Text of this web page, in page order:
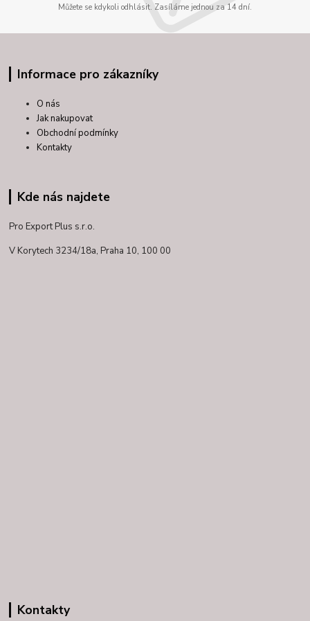
Můžete se kdykoli odhlásit. Zasíláme jednou za 14 dní.
Informace pro zákazníky
O nás
Jak nakupovat
Obchodní podmínky
Kontakty
Kde nás najdete
Pro Export Plus s.r.o.
V Korytech 3234/18a, Praha 10, 100 00
Kontakty